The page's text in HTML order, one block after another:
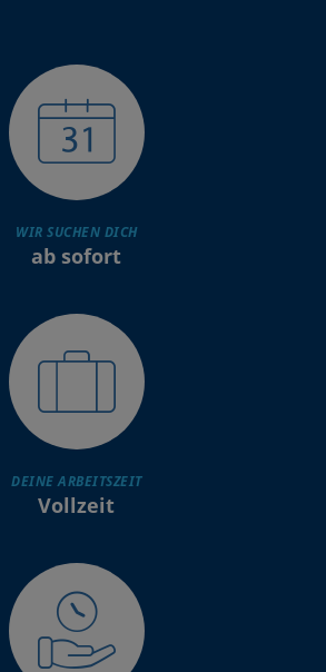
WIR SUCHEN DICH
ab sofort
DEINE ARBEITSZEIT
Vollzeit